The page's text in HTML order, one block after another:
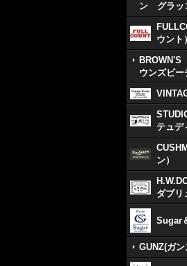
ン グラッ
ウント）
ウンズビー
テュデ
ン）
ダブリ
Sugar
GUNZ(ガン